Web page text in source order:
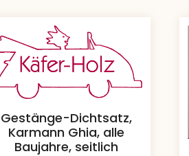
Gestänge-Dichtsatz,
Karmann Ghia, alle
Baujahre, seitlich